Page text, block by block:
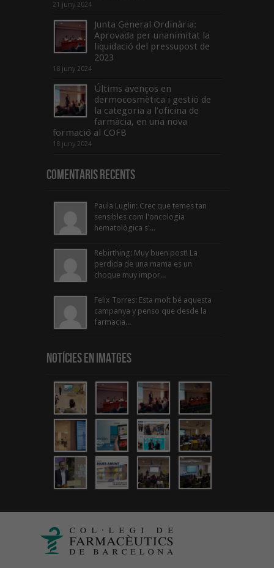
21 juny 2024
Junta General Ordinària:
Aprovada per unanimitat la
liquidació del pressupost de
2023
18 juny 2024
Últims avenços en
dermocosmètica i gestió de
la categoria a l’oficina de
farmàcia, en una nova
formació al COFB
18 juny 2024
Comentaris Recents
Paula Luglin: Crec que temes tan
sensibles com l'oncologia
hematològica s'...
Rebirthing: Muy buen post! La
perdida de una mama es un
choque muy impor...
Felix Torres: Esta molt bé aquesta
campanya y penso que desde la
farmacia...
Notícies en Imatges